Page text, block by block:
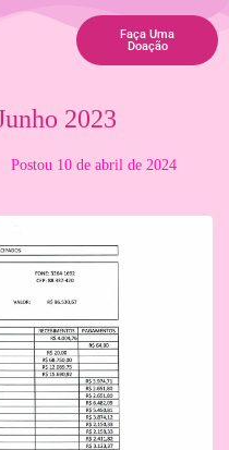
Faça Uma
Doação
2023
Postou 10 de abril de 2024